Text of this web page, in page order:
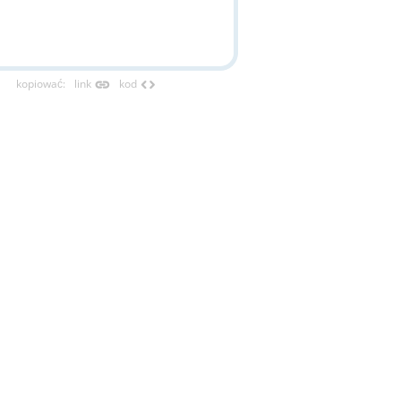
kopiować: link link kod code